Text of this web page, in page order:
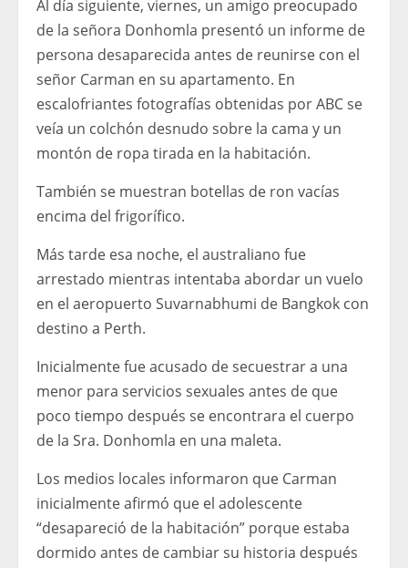
Al día siguiente, viernes, un amigo preocupado
de la señora Donhomla presentó un informe de
persona desaparecida antes de reunirse con el
señor Carman en su apartamento. En
escalofriantes fotografías obtenidas por ABC se
veía un colchón desnudo sobre la cama y un
montón de ropa tirada en la habitación.
También se muestran botellas de ron vacías
encima del frigorífico.
Más tarde esa noche, el australiano fue
arrestado mientras intentaba abordar un vuelo
en el aeropuerto Suvarnabhumi de Bangkok con
destino a Perth.
Inicialmente fue acusado de secuestrar a una
menor para servicios sexuales antes de que
poco tiempo después se encontrara el cuerpo
de la Sra. Donhomla en una maleta.
Los medios locales informaron que Carman
inicialmente afirmó que el adolescente
“desapareció de la habitación” porque estaba
dormido antes de cambiar su historia después